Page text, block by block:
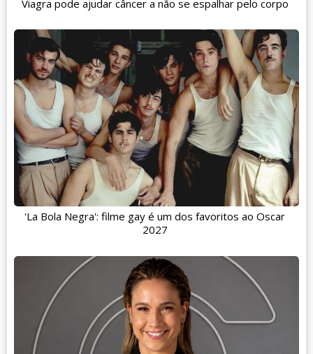
Viagra pode ajudar câncer a não se espalhar pelo corpo
'La Bola Negra': filme gay é um dos favoritos ao Oscar
2027